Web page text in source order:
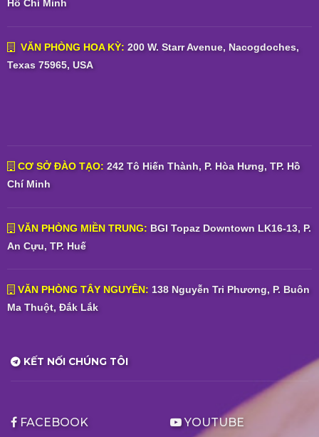
Hồ Chí Minh
VĂN PHÒNG HOA KỲ: 200 W. Starr Avenue, Nacogdoches,
Texas 75965, USA
CƠ SỞ ĐÀO TẠO: 242 Tô Hiến Thành, P. Hòa Hưng, TP. Hồ
Chí Minh
VĂN PHÒNG MIỀN TRUNG: BGI Topaz Downtown LK16-13, P.
An Cựu, TP. Huế
VĂN PHÒNG TÂY NGUYÊN: 138 Nguyễn Tri Phương, P. Buôn
Ma Thuột, Đắk Lắk
KẾT NỐI CHÚNG TÔI
FACEBOOK YOUTUBE